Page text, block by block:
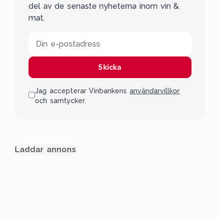
del av de senaste nyheterna inom vin &
mat.
Din e-postadress
Skicka
Jag accepterar Vinbankens användarvillkor
och samtycker.
Laddar annons